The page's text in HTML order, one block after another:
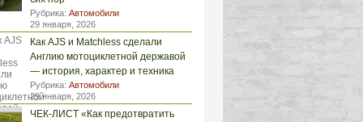
Рубрика: Автомобили
29 января, 2026
Как AJS и Matchless сделали
Англию мотоциклетной державой
— история, характер и техника
Рубрика: Автомобили
29 января, 2026
ЧЕК-ЛИСТ «Как предотвратить